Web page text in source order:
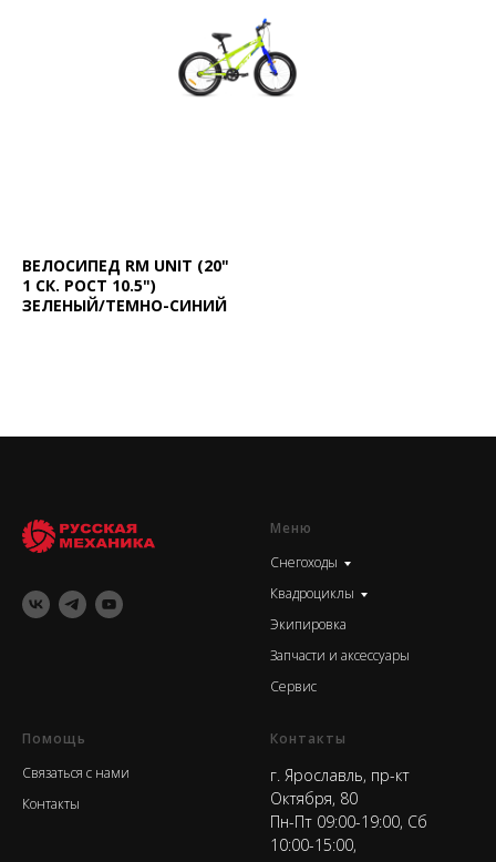
ВЕЛОСИПЕД RM UNIT (20"
1 СК. РОСТ 10.5")
ЗЕЛЕНЫЙ/ТЕМНО-СИНИЙ
Меню
Снегоходы
Квадроциклы
Экипировка
Запчасти и аксессуары
Сервис
Помощь
Связаться с нами
Контакты
Контакты
г. Ярославль, пр-кт
Октября, 80
Пн-Пт 09:00-19:00, Сб
10:00-15:00,